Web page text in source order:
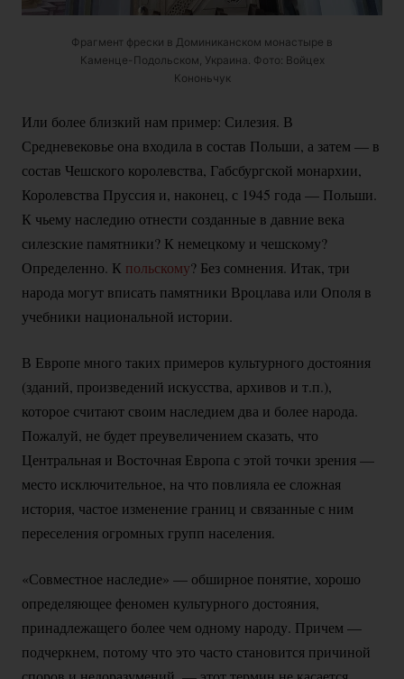
Фрагмент фрески в Доминиканском монастыре в
Каменце-Подольском , Украина. Фото: Войцех
Кононьчук
Или более близкий нам пример: Силезия. В
Средневековье она входила в состав Польши, а затем — в
состав Чешского королевства, Габсбургской монархии,
Королевства Пруссия и, наконец, с 1945 года — Польши.
К чьему наследию отнести созданные в давние века
силезские памятники? К немецкому и чешскому?
Определенно. К польскому? Без сомнения. Итак, три
народа могут вписать памятники Вроцлава или Ополя в
учебники национальной истории.
В Европе много таких примеров культурного достояния
(зданий, произведений искусства, архивов и т.п.),
которое считают своим наследием два и более народа.
Пожалуй, не будет преувеличением сказать, что
Центральная и Восточная Европа с этой точки зрения —
место исключительное, на что повлияла ее сложная
история, частое изменение границ и связанные с ним
переселения огромных групп населения.
«Совместное наследие» — обширное понятие, хорошо
определяющее феномен культурного достояния,
принадлежащего более чем одному народу. Причем —
подчеркнем, потому что это часто становится причиной